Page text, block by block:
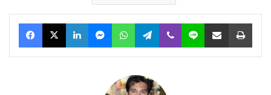
Facebook
X LinkedInMessengerWhatsAppTelegram
Viber Line Share via Email Print